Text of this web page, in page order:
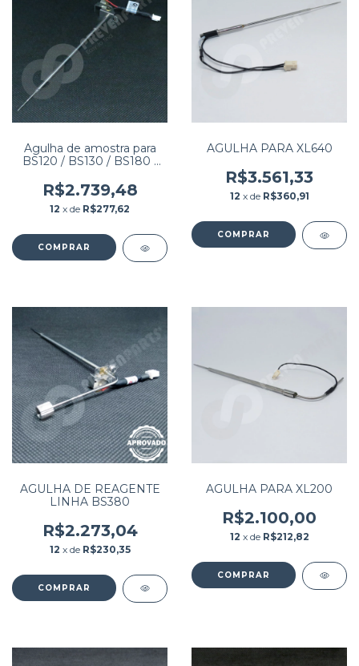
Agulha de amostra para
BS120 / BS130 / BS180 /
BS220 / BS220E / BS230 /
BS330 / BS330E PN:
BA40-30-61525
R$2.739,48
12 x de R$277,62
AGULHA PARA XL640
R$3.561,33
12 x de R$360,91
AGULHA DE REAGENTE
LINHA BS380
R$2.273,04
12 x de R$230,35
AGULHA PARA XL200
R$2.100,00
12 x de R$212,82